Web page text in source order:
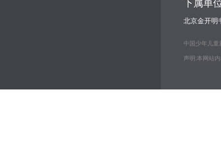
下属单
北京金开明
中国少年儿
声明:本网站